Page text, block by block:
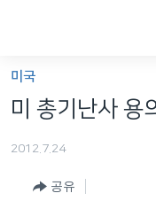
가
능 한반도
VOD
라디오
미국
미 총기난사 용
2012.7.24
공유